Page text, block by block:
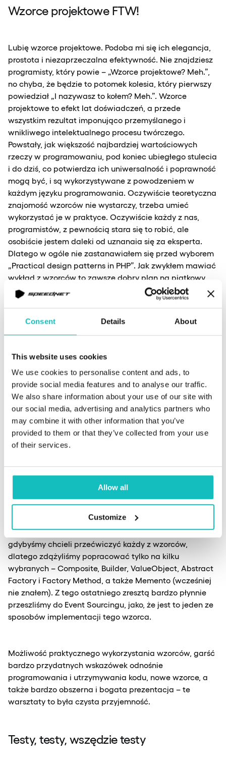
Consent Details About
This website uses cookies
We use cookies to personalise content and ads, to
provide social media features and to analyse our traffic.
We also share information about your use of our site with
our social media, advertising and analytics partners who
may combine it with other information that you’ve
provided to them or that they’ve collected from your use
of their services.
Allow all
Customize
Wzorce projektowe FTW!
Lubię wzorce projektowe. Podoba mi się ich elegancja,
prostota i niezaprzeczalna efektywność. Nie znajdziesz
programisty, który powie – „Wzorce projektowe? Meh.”,
no chyba, że będzie to potomek kolesia, który pierwszy
powiedział „I nazywasz to kołem? Meh.”. Wzorce
projektowe to efekt lat doświadczeń, a przede
wszystkim rezultat imponująco przemyślanego i
wnikliwego intelektualnego procesu twórczego.
Powstały, jak większość najbardziej wartościowych
rzeczy w programowaniu, pod koniec ubiegłego stulecia
i do dziś, co potwierdza ich uniwersalność i poprawność
mogą być, i są wykorzystywane z powodzeniem w
każdym języku programowania. Oczywiście teoretyczna
znajomość wzorców nie wystarczy, trzeba umieć
wykorzystać je w praktyce. Oczywiście każdy z nas,
programistów, z pewnością stara się to robić, ale
osobiście jestem daleki od uznanaia się za eksperta.
Dlatego w ogóle nie zastanawiałem się przed wyborem
„Practical design patterns in PHP”. Jak zwykłem mawiać
wykład z wzorców to zawsze dobry plan na piątkowy
wieczór ;).
Okazało się, że ten warsztat to doskonały wybór. Hugo
Hamon to początkujący, ale w gruncie rzeczy dobry
nabierze doświadczenia. Był konkretny, bezpośredni,
mówił wyraźnie i nie silił się na żarty, ponieważ, jak sam
przyznał wykład po angielsku to dla niego nowość (jest
Francuzem). Początkowa część wykładu była
powtórzeniem podstaw – czyli zasada SOLID, oraz
pokazanie różnych technik i sposobów w jaki
utrzymywać kod w dobrym stanie. Dalsza część, czyli
właściwe warsztaty miały nietrudną do przewidzenia
zgodnie z wymaganiami. Hugo chodził, doradzał i
rozwiązanie. Same wzorce zostały zaprezentowane
możliwie prosto (z przykładami i zrozumiałymi
definicjami). Oczywiście czasu by nie starczyło
gdybyśmy chcieli przećwiczyć każdy z wzorców,
dlatego zdążyliśmy popracować tylko na kilku
wybranych – Composite, Builder, ValueObject, Abstract
Factory i Factory Method, a także Memento (wcześniej
nie znałem). Z tego ostatniego zresztą bardzo płynnie
przeszliśmy do Event Sourcingu, jako, że jest to jeden ze
sposobów implementacji tego wzorca.
Możliwość praktycznego wykorzystania wzorców, garść
bardzo przydatnych wskazówek odnośnie
programowania i utrzymywania kodu, nowe wzorce, a
także bardzo obszerna i bogata prezentacja – te
warsztaty to była czysta przyjemność.
Testy, testy, wszędzie testy